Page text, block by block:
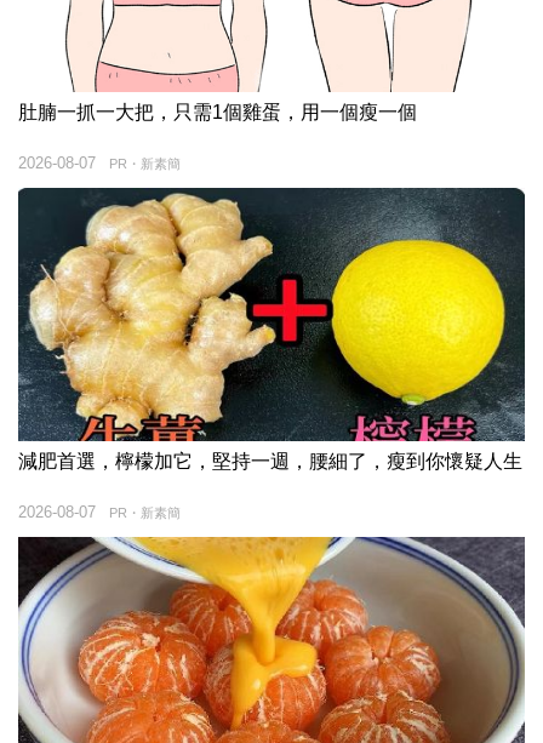
肚腩一抓一大把，只需1個雞蛋，用一個瘦一個
PR・新素簡
2026-08-07
減肥首選，檸檬加它，堅持一週，腰細了，瘦到你懷疑人生
PR・新素簡
2026-08-07